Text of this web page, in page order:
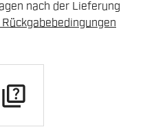
nach der Lieferung
quiz